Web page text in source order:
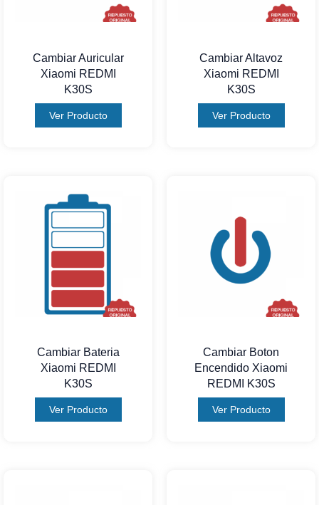
Cambiar Auricular
Xiaomi REDMI
K30S
Ver Producto
Cambiar Altavoz
Xiaomi REDMI
K30S
Ver Producto
Cambiar Bateria
Xiaomi REDMI
K30S
Ver Producto
Cambiar Boton
Encendido Xiaomi
REDMI K30S
Ver Producto